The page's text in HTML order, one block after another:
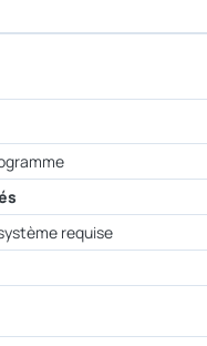
requise